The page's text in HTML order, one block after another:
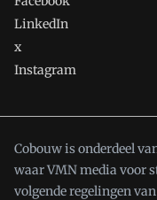
LinkedIn
x
Instagram
Cobouw is onderdeel
waar VMN media voor
volgende regelingen